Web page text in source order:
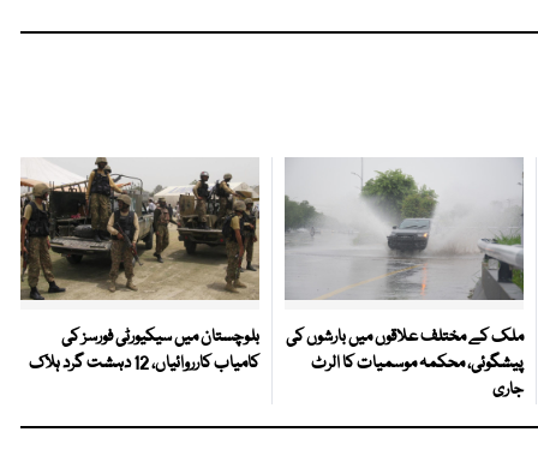
ملک کے مختلف علاقوں میں بارشوں کی
پیشگوئی، محکمہ موسمیات کا الرٹ
جاری
بلوچستان میں سیکیورٹی فورسز کی
کامیاب کارروائیاں، 12 دہشت گرد ہلاک